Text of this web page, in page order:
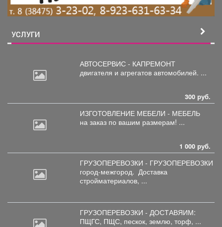
УСЛУГИ
АВТОСЕРВИС - КАПРЕМОНТ
двигателя и агрегатов автомобилей. ...
300 руб.
ИЗГОТОВЛЕНИЕ МЕБЕЛИ - МЕБЕЛЬ
на заказ по вашим размерам! ...
1 000 руб.
ГРУЗОПЕРЕВОЗКИ - ГРУЗОПЕРЕВОЗКИ
город-межгород. Доставка
стройматериалов, ...
ГРУЗОПЕРЕВОЗКИ - ДОСТАВЯИМ:
ПЩГС, ПЩС, пескок, землю, торф, ...